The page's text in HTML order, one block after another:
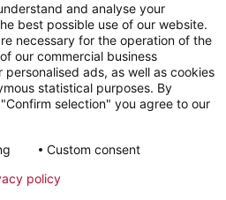
LinkedIn Instagram
and analyse your
best possible use of our website.
necessary for the operation of the
our commercial business
ads, as well as cookies
statistical purposes. By
selection" you agree to our
Custom consent
policy